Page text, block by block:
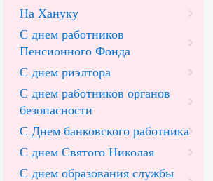
На Хануку
С днем работников
Пенсионного Фонда
С днем риэлтора
С днем работников органов
безопасности
С Днем банковского работника
С днем Святого Николая
С днем образования службы